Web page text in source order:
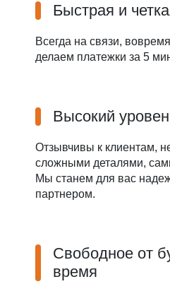
Быстрая и
Всегда на связи,
делаем платежки за 5
Высокий
Отзывчивы к клиентам,
сложными деталями,
Мы станем для вас
партнером.
Свободное от
время